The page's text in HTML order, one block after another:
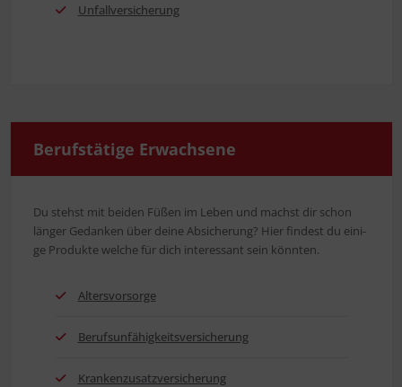
Unfall­ver­si­che­rung
Berufs­tä­ti­ge Erwachsene
Du stehst mit bei­den Füßen im Leben und machst dir schon
län­ger Gedan­ken über dei­ne Absi­che­rung? Hier fin­dest du eini­
ge Pro­duk­te wel­che für dich inter­es­sant sein könnten.
Alters­vor­sor­ge
Berufs­un­fä­hig­keits­ver­si­che­rung
Kran­ken­zu­satz­ver­si­che­rung